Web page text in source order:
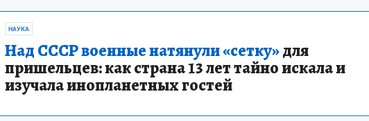
НАУКА
Над СССР военные натянули «сетку»для
пришельцев: как страна 13 лет тайно искала и
изучала инопланетных гостей